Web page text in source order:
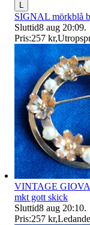
L
SIGNAL mörkblå
Sluttid8 aug 20:09.
Pris:257 kr,
VINTAGE
mkt gott skick
Sluttid8 aug 20:10.
Pris:257 kr,